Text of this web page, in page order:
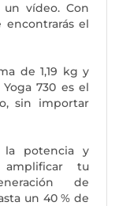
vídeo. Con
el
de 1,19 kg y
730 es el
sin importar
la potencia y
amplificar tu
de
un 40 % de